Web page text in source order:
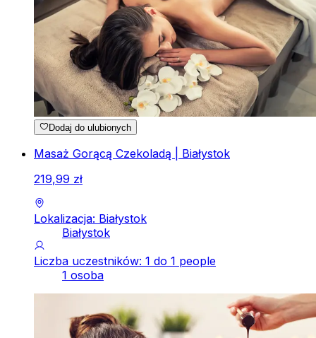
Dodaj do ulubionych
Masaż Gorącą Czekoladą | Białystok
219,99 zł
Lokalizacja: Białystok
Białystok
Liczba uczestników: 1 do 1 people
1 osoba